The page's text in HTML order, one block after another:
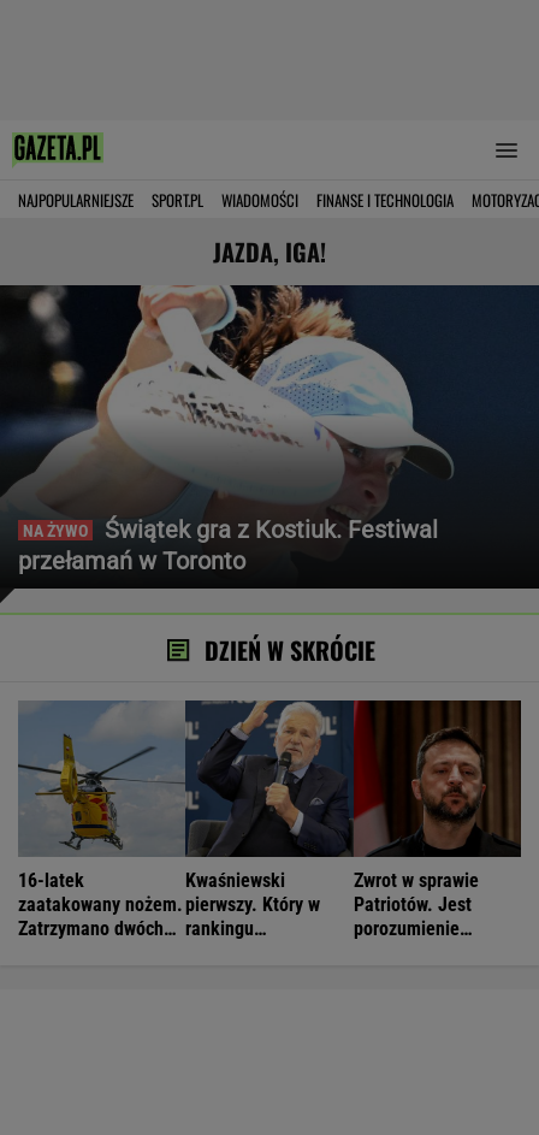
NAJPOPULARNIEJSZE SPORT.PL WIADOMOŚCI FINANSE I TECHNOLOGIA
JAZDA, IGA!
Świątek gra z Kostiuk. Festiwal
przełamań w Toronto
DZIEŃ W SKRÓCIE
16-latek
zaatakowany nożem.
Zatrzymano dwóch
Kwaśniewski
pierwszy. Który w
rankingu
Zwrot w sprawie
Patriotów. Jest
porozumienie